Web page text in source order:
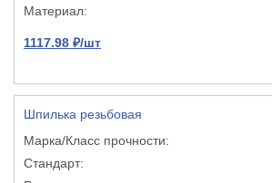
1117.98 ₽/шт
Шпилька резьбовая